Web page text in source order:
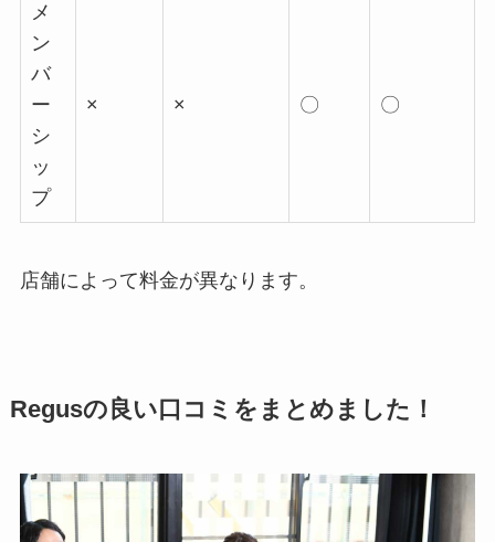
メ
ン
バ
ー
シ
ッ
プ
× × 〇 〇
店舗によって料金が異なります。
Regusの良い口コミをまとめました！